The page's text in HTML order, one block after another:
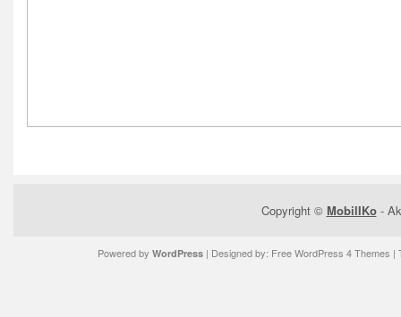
Copyright © MobilIKo-
Powered by WordPress| Designed by: Free WordPress 4 Themes |